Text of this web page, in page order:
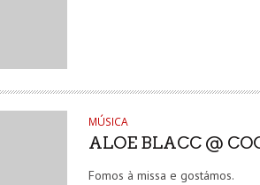
MÚSICA
ALOE BLACC @
Fomos à missa e gostámos.